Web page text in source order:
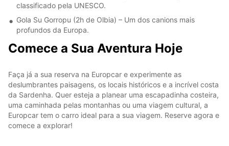
classificado pela UNESCO.
Gola Su Gorropu (2h de Olbia) – Um dos canions mais
profundos da Europa.
Comece a Sua Aventura Hoje
Faça já a sua reserva na Europcar e experimente as
deslumbrantes paisagens, os locais históricos e a incrível costa
da Sardenha. Quer esteja a planear uma escapadinha costeira,
uma caminhada pelas montanhas ou uma viagem cultural, a
Europcar tem o carro ideal para a sua viagem. Reserve agora e
comece a explorar!